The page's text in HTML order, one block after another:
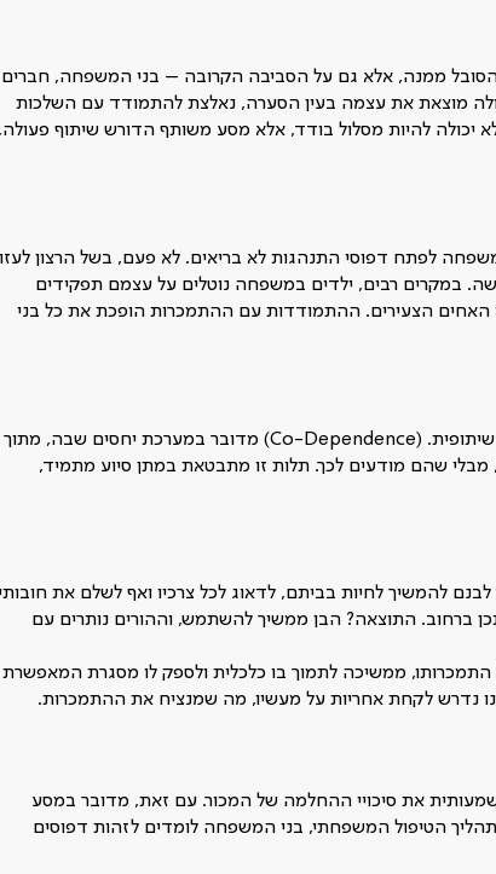
ממנה, אלא גם על הסביבה הקרובה – בני המשפחה, חברים
מוצאת את עצמה בעין הסערה, נאלצת להתמודד עם השלכות
יכולה להיות מסלול בודד, אלא מסע משותף הדורש שיתוף
לפתח דפוסי התנהגות לא בריאים. לא פעם, בשל הרצון
במקרים רבים, ילדים במשפחה נוטלים על עצמם תפקידים
האחים הצעירים. ההתמודדות עם ההתמכרות הופכת את כל בני
אחת התופעות הבולטות במשפחות המתמודדות עם התמכרות היא תלות שיתופית. (Co-Dependence) מדובר במערכת יחסים שבה, מתוך
מבלי שהם מודעים לכך. תלות זו מתבטאת במתן סיוע מתמיד,
להמשיך לחיות בביתם, לדאוג לכל צרכיו ואף לשלם את
ברחוב. התוצאה? הבן ממשיך להשתמש, וההורים נותרים עם
ממשיכה לתמוך בו כלכלית ולספק לו מסגרת המאפשרת
נדרש לקחת אחריות על מעשיו, מה שמנציח את ההתמכרות.
את סיכויי ההחלמה של המכור. עם זאת, מדובר במסע
הטיפול המשפחתי, בני המשפחה לומדים לזהות דפוסים